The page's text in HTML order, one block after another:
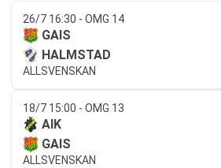
26/7 16:30 - OMG 14
GAIS
HALMSTAD
ALLSVENSKAN
18/7 15:00 - OMG 13
AIK
GAIS
ALLSVENSKAN